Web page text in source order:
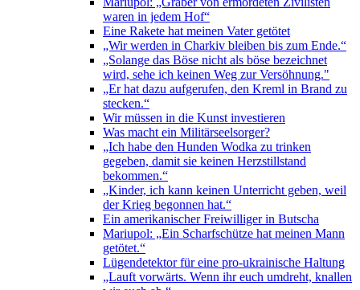
waren in jedem Hof“
Eine Rakete hat meinen Vater getötet
„Wir werden in Charkiv bleiben bis zum Ende.“
„Solange das Böse nicht als böse bezeichnet
wird, sehe ich keinen Weg zur Versöhnung."
„Er hat dazu aufgerufen, den Kreml in Brand zu
stecken.“
Wir müssen in die Kunst investieren
Was macht ein Militärseelsorger?
„Ich habe den Hunden Wodka zu trinken
gegeben, damit sie keinen Herzstillstand
bekommen.“
„Kinder, ich kann keinen Unterricht geben, weil
der Krieg begonnen hat.“
Ein amerikanischer Freiwilliger in Butscha
Mariupol: „Ein Scharfschütze hat meinen Mann
getötet.“
Lügendetektor für eine pro-ukrainische Haltung
„Lauft vorwärts. Wenn ihr euch umdreht, knallen